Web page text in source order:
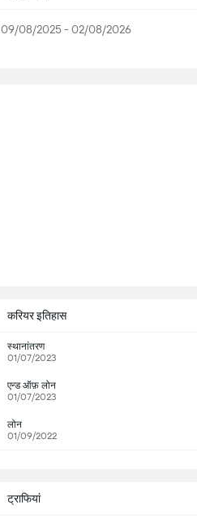
09/08/2025 - 02/08/2026
करियर इतिहास
स्थानांतरण
01/07/2023
एन्ड ऑफ़ लोन
01/07/2023
लोन
01/09/2022
ट्राफियां